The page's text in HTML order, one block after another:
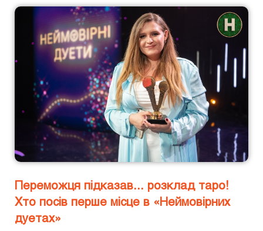
Переможця підказав... розклад таро!
Хто посів перше місце в «Неймовірних
дуетах»